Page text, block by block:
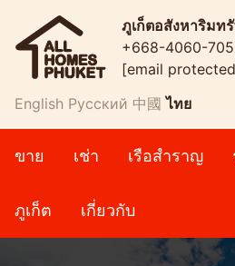
ภูเก็ตอสังหาริมท
+668-4060-
[email
English Русский 中國 ไทย
ขาย เช่า เรือสำราญ
ภูเก็ต เกี่ยวกับ